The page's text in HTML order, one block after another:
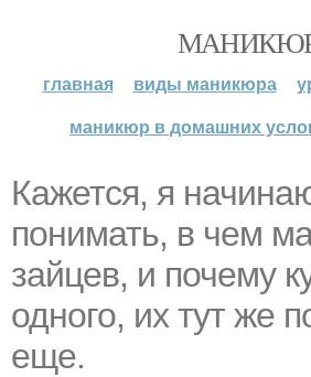
главная виды маникюра
маникюр в домашних
Кажется, я
понимать, в чем
зайцев, и почему
одного, их тут же
еще.